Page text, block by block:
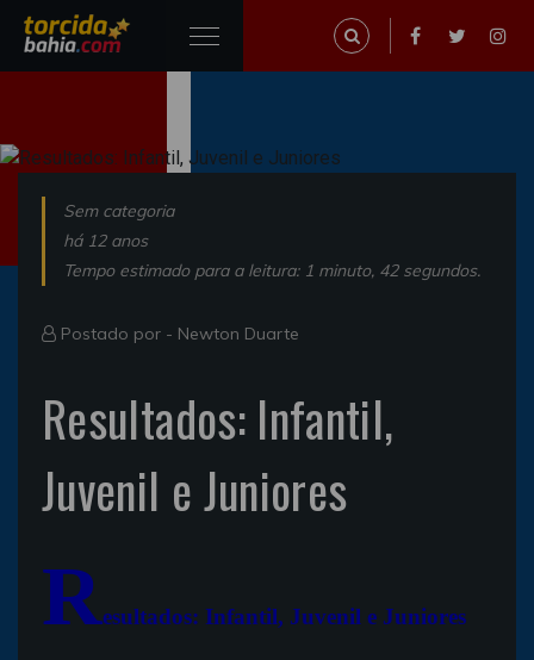
Sem categoria
há 12 anos
Tempo estimado para a leitura: 1 minuto, 42 segundos.
Postado por - Newton Duarte
Resultados: Infantil,
Juvenil e Juniores
Resultados: Infantil, Juvenil e Juniores